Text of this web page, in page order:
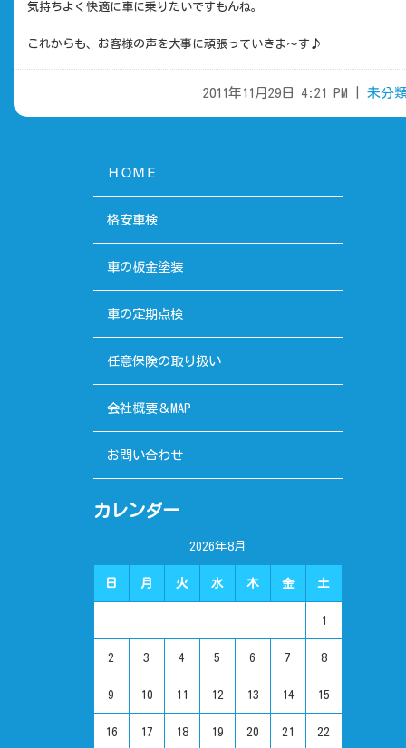
気持ちよく快適に車に乗りたいですもんね。
これからも、お客様の声を大事に頑張っていきま～す♪
2011年11月29日 4:21 PM | 未分
ＨＯＭＥ
格安車検
車の板金塗装
車の定期点検
任意保険の取り扱い
会社概要＆MAP
お問い合わせ
カレンダー
2026年8月
日 月 火 水 木 金 土
1
2 3 4 5 6 7 8
9 10 11 12 13 14 15
16 17 18 19 20 21 22